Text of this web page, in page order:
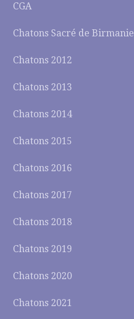
CGA
Chatons Sacré de Birmanie
Chatons 2012
Chatons 2013
Chatons 2014
Chatons 2015
Chatons 2016
Chatons 2017
Chatons 2018
Chatons 2019
Chatons 2020
Chatons 2021